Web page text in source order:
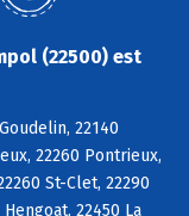
(22500) est
22140
22260 Pontrieux,
St-Clet, 22290
22450 La